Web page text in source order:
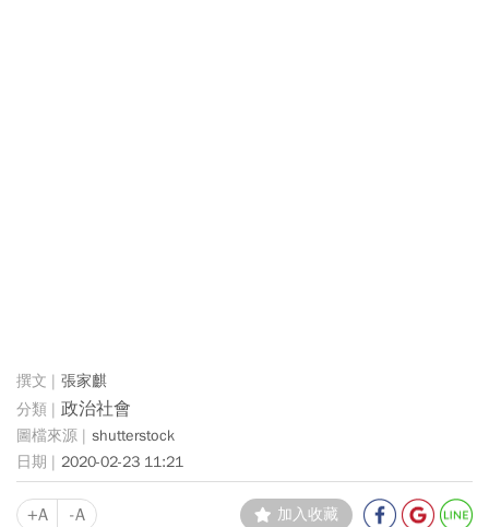
張家麒
政治社會
shutterstock
2020-02-23 11:21
+A -A 加入收藏